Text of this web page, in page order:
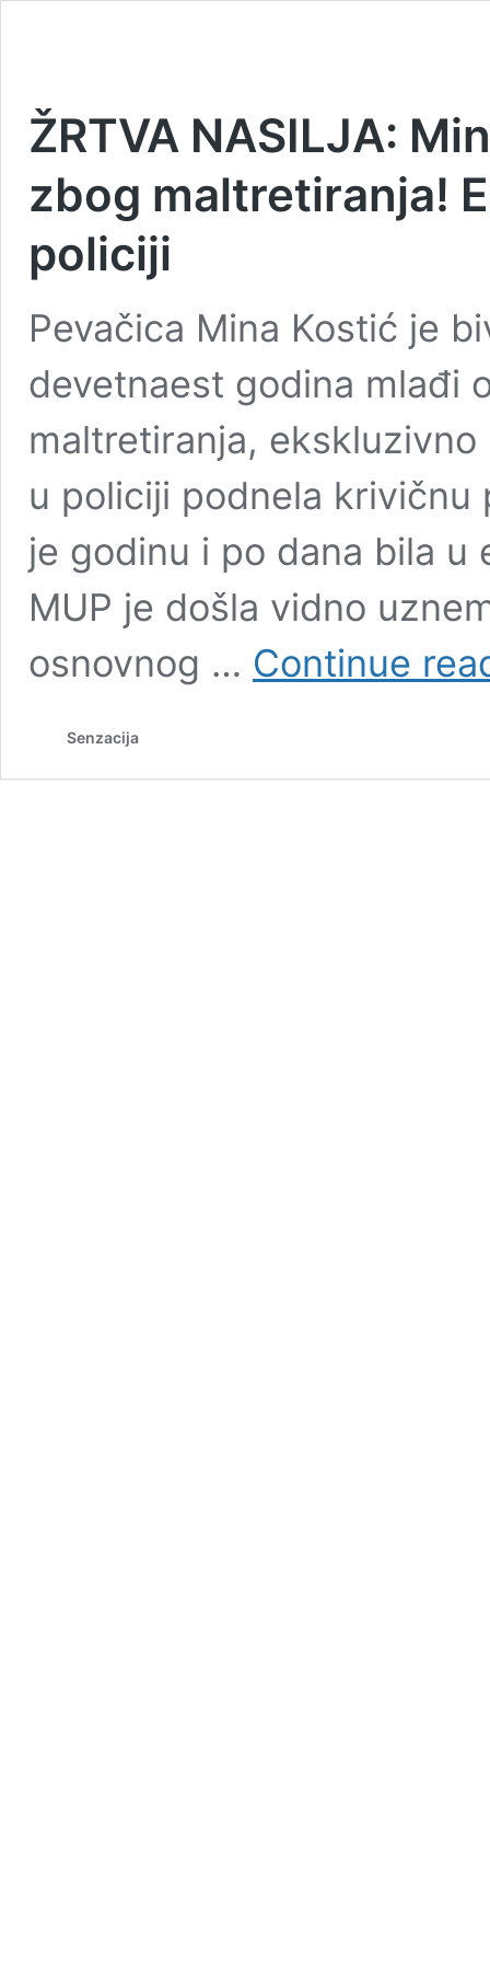
ŽRTVA NASILJA:
zbog maltretiranja!
policiji
Pevačica Mina Kostić je
devetnaest godina mlađi
maltretiranja, ekskluzivno
u policiji podnela
je godinu i po dana bila
MUP je došla vidno
osnovnog … Continue
Senzacija